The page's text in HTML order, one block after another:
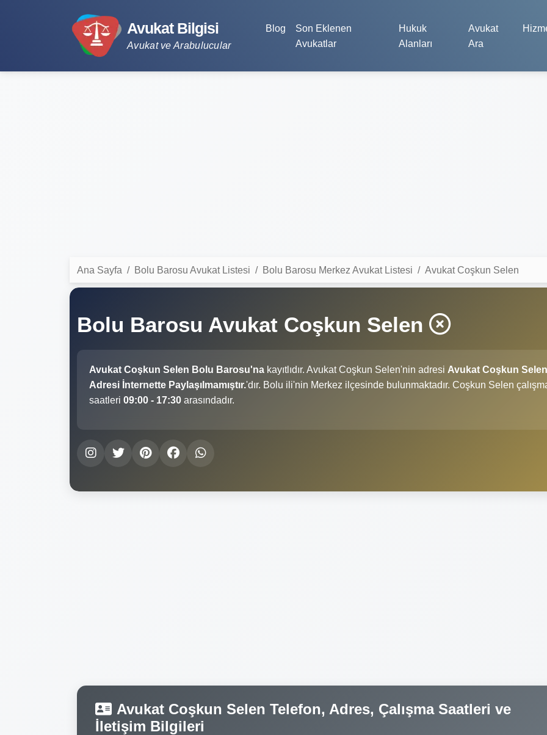
Avukat Bilgisi
Avukat ve Arabulucular
Blog
Son Eklenen
Avukatlar
Hukuk
Alanları
Avukat
Ara
Ana Sayfa Bolu Barosu Avukat Listesi Bolu Barosu Merkez Avukat Listesi Avukat Coşkun Selen
Bolu Barosu Avukat Coşkun Selen
Avukat Coşkun Selen Bolu Barosu'na kayıtlıdır. Avukat Coşkun Selen'nin adresi Avukat Coşkun Selen
Adresi İnternette Paylaşılmamıştır.'dır. Bolu ili'nin Merkez ilçesinde bulunmaktadır. Coşkun Selen
saatleri 09:00 - 17:30 arasındadır.
Avukat Coşkun Selen Telefon, Adres, Çalışma Saatleri ve
İletişim Bilgileri